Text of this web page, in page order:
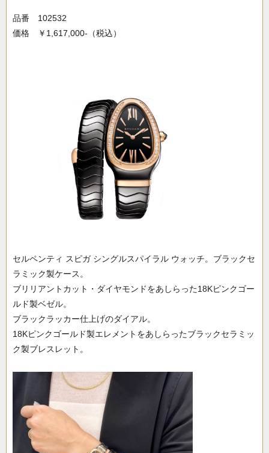
品番 102532
価格 ￥1,617,000-（税込）
セルペンティ スピガ シングルスパイラル ウォッチ。ブラックセ
ラミック製ケース。
ブリリアントカット・ダイヤモンドをあしらった18Kピンクゴー
ルド製ベゼル。
ブラックラッカー仕上げのダイアル。
18Kピンクゴールド製エレメントをあしらったブラックセラミッ
ク製ブレスレット。